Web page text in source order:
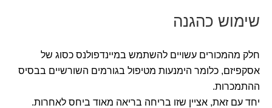
שימוש כהגנה
חלק מהמכורים עשויים להשתמש במיינדפולנס כסוג של
אסקפיזם, כלומר הימנעות מטיפול בגורמים השורשיים בבסיס
ההתמכרות.
יחד עם זאת, אציין שזו בריחה בריאה מאוד ביחס לאחרות.